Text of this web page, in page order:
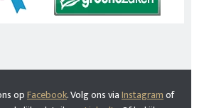
opFacebook. Volg ons viaInstagramof